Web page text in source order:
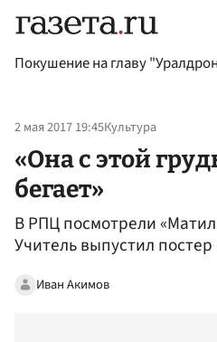
Покушение на главу
2 мая 2017 19:45Культура
«Она с этой
бегает»
В РПЦ посмотрели
Учитель выпустил
Иван Акимов